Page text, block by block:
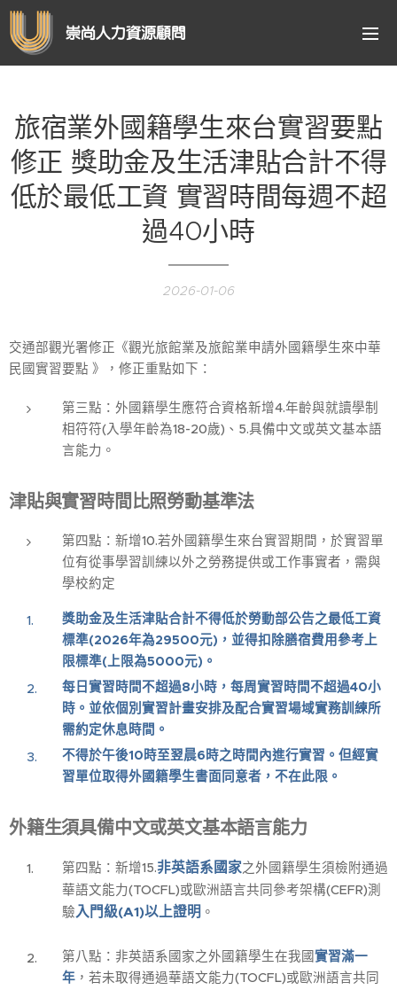
崇尚人力資源顧問
旅宿業外國籍學生來台實習要點
修正 獎助金及生活津貼合計不得
低於最低工資 實習時間每週不超
過40小時
2026-01-06
交通部觀光署修正《觀光旅館業及旅館業申請外國籍學生來中華
民國實習要點 》，修正重點如下：
第三點：外國籍學生應符合資格新增4.年齡與就讀學制
相符符(入學年齡為18-20歲)、5.具備中文或英文基本語
言能力。
津貼與實習時間比照勞動基準法
第四點：新增10.若外國籍學生來台實習期間，於實習單
位有從事學習訓練以外之勞務提供或工作事實者，需與
學校約定
獎助金及生活津貼合計不得低於勞動部公告之最低工資
標準(2026年為29500元)，並得扣除膳宿費用參考上
限標準(上限為5000元)。
每日實習時間不超過8小時，每周實習時間不超過40小
時。並依個別實習計畫安排及配合實習場域實務訓練所
需約定休息時間。
不得於午後10時至翌晨6時之時間內進行實習。但經實
習單位取得外國籍學生書面同意者，不在此限。
外籍生須具備中文或英文基本語言能力
第四點：新增15.非英語系國家之外國籍學生須檢附通過
華語文能力(TOCFL)或歐洲語言共同參考架構(CEFR)測
驗入門級(A1)以上證明 。
第八點：非英語系國家之外國籍學生在我國實習滿一
年 ，若未取得通過華語文能力(TOCFL)或歐洲語言共同